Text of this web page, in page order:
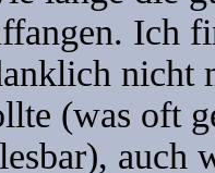
Ich
nicht
(was oft
auch